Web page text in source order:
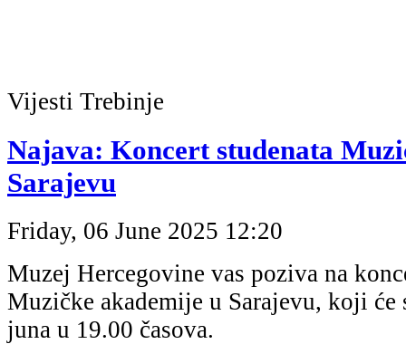
Vijesti Trebinje
Najava: Koncert studenata
Sarajevu
Friday, 06 June 2025 12:20
Muzej Hercegovine vas poziva na
Muzičke akademije u Sarajevu, koji će
juna u 19.00 časova.